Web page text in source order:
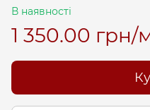
В наявності
1 350.00 грн/